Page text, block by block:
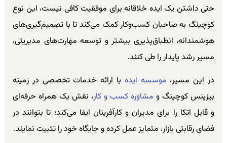
حتی داشتن یک ایده خلاقانه برای موفقیت کافی نیست، این نوع
کوچینگ به صاحبان کسب‌وکار کمک می‌کند تا با تصمیم‌گیری‌های
هوشمندانه، انطباق‌پذیری بیشتر و توسعه مهارت‌های مدیریتی،
مسیر رشد پایدار را طی کنند.
در این مسیر، موسسه ایده با ارائه خدمات تخصصی در زمینه
بیزینس کوچینگ و مشاوره کسب و کار، نقش یک همراه حرفه‌ای
و قابل اتکا را برای مدیران و کارآفرینان ایفا می‌کند؛ تا بتوانند در
فضای رقابتی بازار، متمایز عمل کرده و جایگاه خود را تثبیت نمایند.